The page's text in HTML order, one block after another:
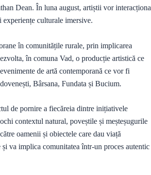
Dean. În luna august, artiștii vor interacționa
culturale imersive.
în comunitățile rurale, prin implicarea
în comuna Vad, o producție artistică ce
de artă contemporană ce vor fi
Bârsana, Fundata și Bucium.
de pornire a fiecăreia dintre inițiativele
contextul natural, poveștile și meșteșugurile
oamenii și obiectele care dau viață
va implica comunitatea într-un proces autentic